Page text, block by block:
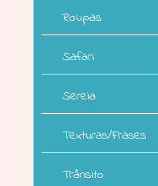
Roupas
Safari
Sereia
Texturas/Frases
Trânsito